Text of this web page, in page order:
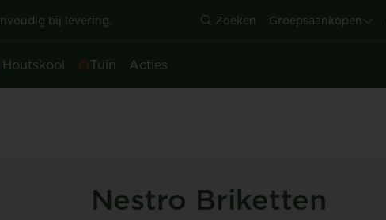
bij levering. Zoeken Groepsaankopen
Houtskool Tuin Acties
Nestro Briketten